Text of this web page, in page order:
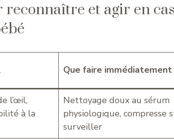
et agir en
Que faire immédiatement
l’œil,
à la
Nettoyage doux au sérum
physiologique, compresse
surveiller